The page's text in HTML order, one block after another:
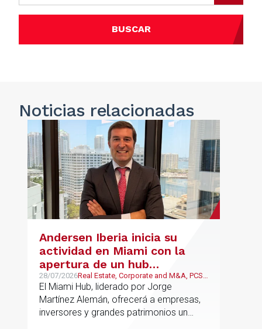
BUSCAR
Noticiasrelacionadas
Andersen Iberia inicia su
actividad en Miami con la
apertura de un hub
estratégico para reforzar el
asesoramiento fiscal, legal y
patrimonial conectando
Europa y Latinoamérica
28/07/2026Real Estate, Corporate and M&A, PCS,
Wealth Management & Family
Business
El Miami Hub, liderado por Jorge
Martínez Alemán, ofrecerá a empresas,
inversores y grandes patrimonios un